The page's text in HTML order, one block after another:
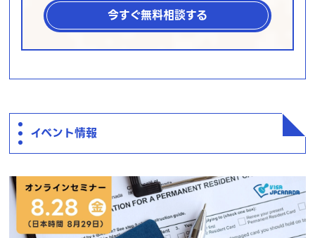
今すぐ無料相談する
イベント情報